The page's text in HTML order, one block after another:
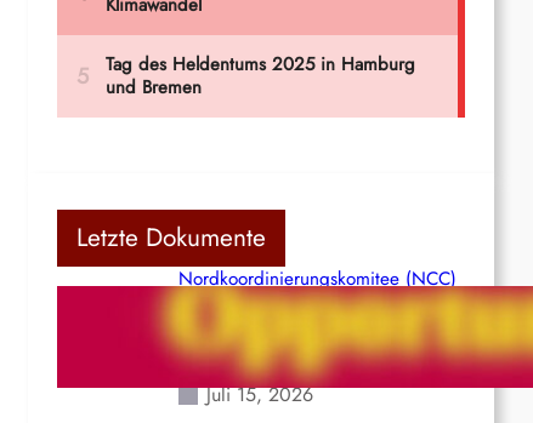
Letzte Dokumente
Nordkoordinierungskomitee (NCC)
der Kommunistischen Partei Indiens
(Maoistisch): Postmoderner
Opportunismus
Juli 15, 2026